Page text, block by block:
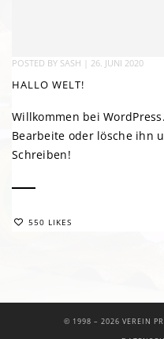
POSTED BY SASH 26. JUNI 2020
HALLO WELT!
Willkommen bei
Bearbeite oder lösche ihn
Schreiben!
550 LIKES
© 1998 – 2026 VEREIN